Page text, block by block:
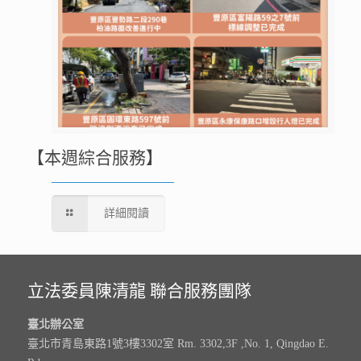
【本週綜合服務】
詳細閱讀
立法委員陳清龍 聯合服務團隊
臺北辦公室
臺北市青島東路1號3樓3302室 Rm. 3302,3F ,No. 1, Qingdao E.